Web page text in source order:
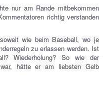
nur am Rande mitbekommen
richtig verstanden
wie beim Baseball, wo je
zu erlassen werden. Ist
Wiederholung? So wie der
hätte er am liebsten Gelb